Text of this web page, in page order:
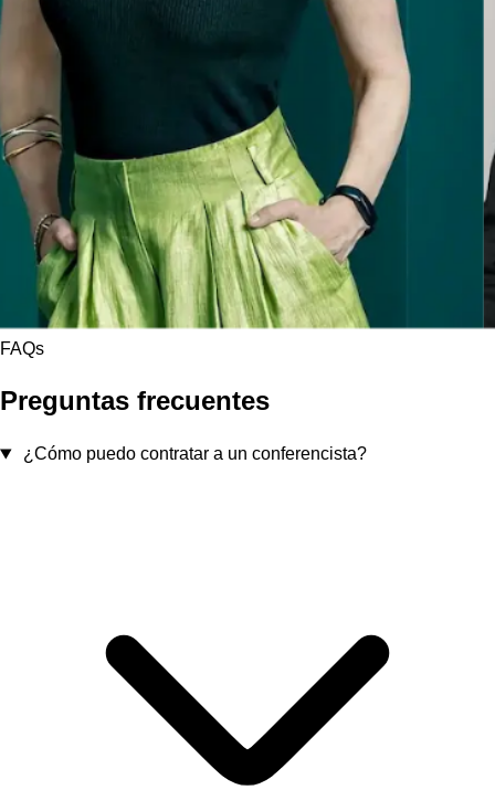
FAQs
Preguntas frecuentes
¿Cómo puedo contratar a un conferencista?